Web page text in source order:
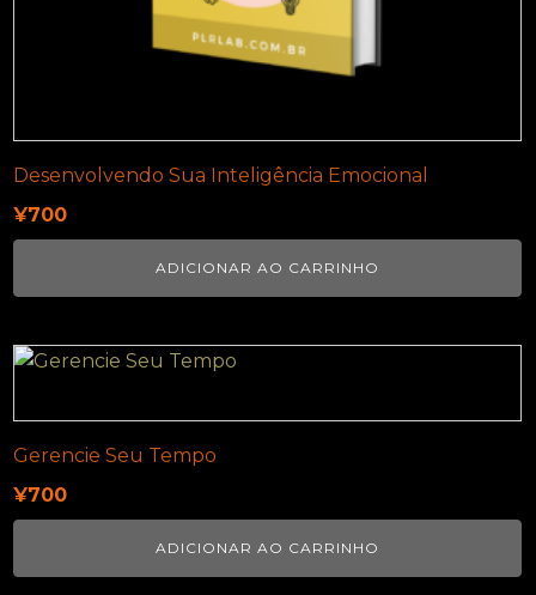
Desenvolvendo Sua Inteligência Emocional
¥700
ADICIONAR AO CARRINHO
Gerencie Seu Tempo
¥700
ADICIONAR AO CARRINHO